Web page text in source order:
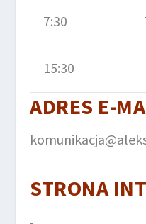
7:30
15:30
ADRES E-
STRONA